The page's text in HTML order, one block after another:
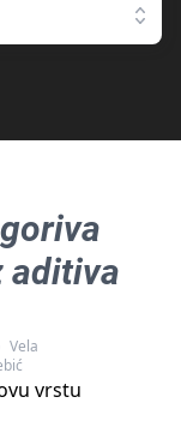
aditiva
Vela
vrstu